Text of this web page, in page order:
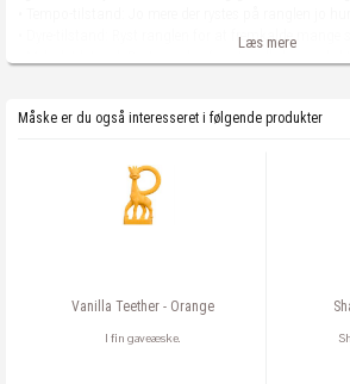
• Dyre-tilstand: Ryst ranglen for at fremkalde mange
MUSIK AFSPILLER (Music Box): 6 forskellige melodier
Slukker automatisk ned efter ca 7 minutter.
Batterier: 1 x AA inkluderet.
Emballage: H 260 x B 116 x P 75 mm
Læs mere
Måske er du også interesseret i følgende produkter
Vanilla Teether - Orange
I fin gaveæske.